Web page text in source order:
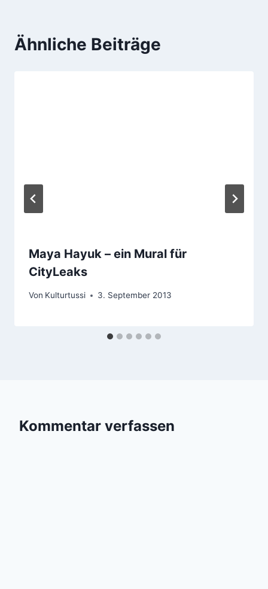
Ähnliche Beiträge
Maya Hayuk – ein Mural für
CityLeaks
Von Kulturtussi 3. September 2013
Kommentar verfassen